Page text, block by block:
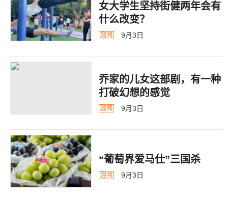
女大学生坚持街健两年会有
什么改变？
趣闻 9月3日
乔家的儿女这部剧，有一种
打破幻想的感觉
趣闻 9月3日
“葡萄界爱马仕”三国杀
趣闻 9月3日